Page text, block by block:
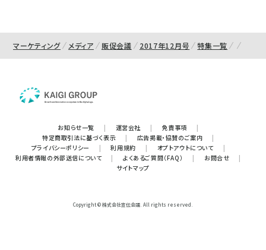
マーケティング メディア 販促会議 2017年12月号 特集一覧
お知らせ一覧 | 運営会社 | 免責事項
|
特定商取引法に基づく表示
| 広告掲載・協賛のご案内
|
プライバシーポリシー
| 利用規約 | オプトアウトについて
|
利用者情報の外部送信について
| よくあるご質問（FAQ） | お問合せ
|
サイトマップ
Copyright © 株式会社宣伝会議. All rights reserved.